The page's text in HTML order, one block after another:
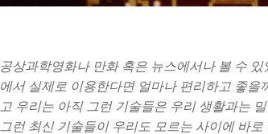
공상과학영화나 만화 혹은 뉴스에서나 볼 수
에서 실제로 이용한다면 얼마나 편리하고 좋을
고 우리는 아직 그런 기술들은 우리 생활과는
그런 최신 기술들이 우리도 모르는 사이에 바